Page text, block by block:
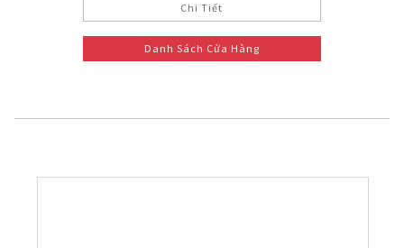
Chi Tiết
Danh Sách Cửa Hàng